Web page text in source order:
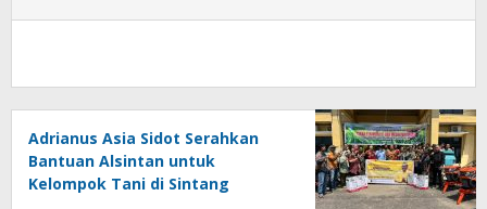
Adrianus Asia Sidot Serahkan
Bantuan Alsintan untuk
Kelompok Tani di Sintang